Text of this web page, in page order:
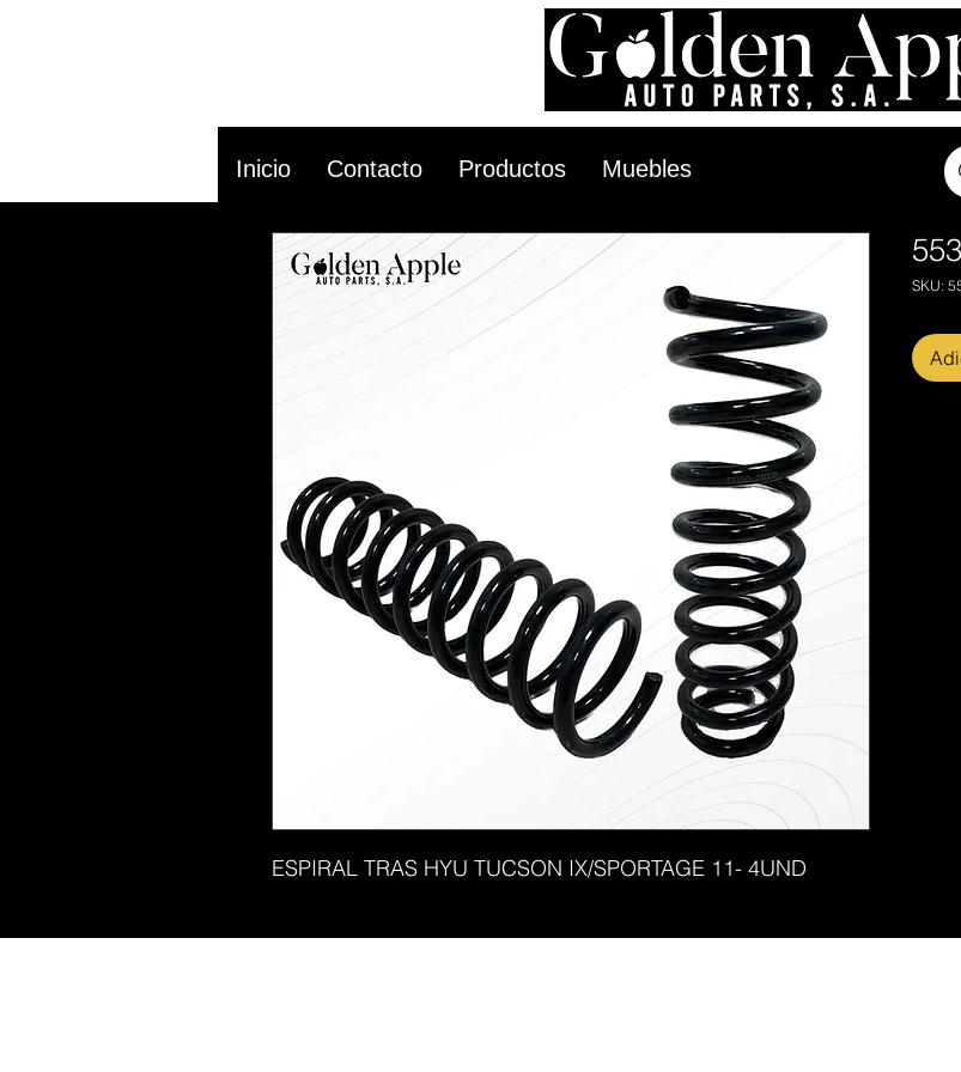
Inicio Contacto Productos Muebles
ESPIRAL TRAS HYU TUCSON IX/SPORTAGE 11- 4UND
SKU: